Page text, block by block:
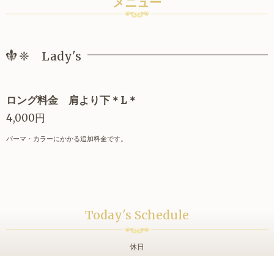
❈ Lady's
ロング料金 肩より下＊L＊
4,000円
パーマ・カラーにかかる追加料金です。
Today's Schedule
休日